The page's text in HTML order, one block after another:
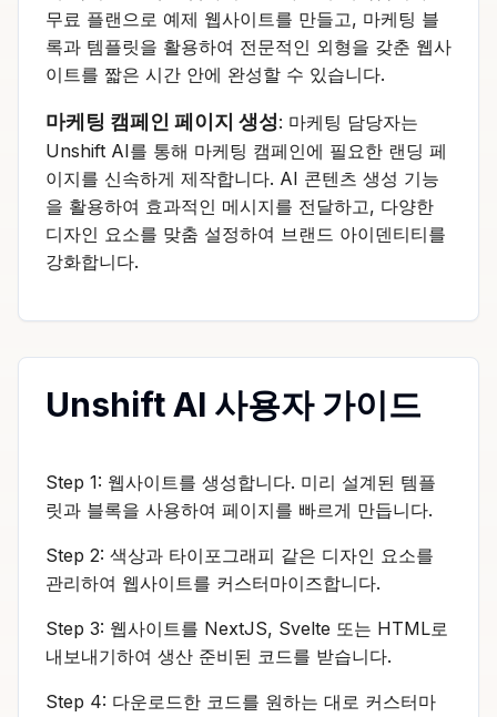
무료 플랜으로 예제 웹사이트를 만들고, 마케팅 블
록과 템플릿을 활용하여 전문적인 외형을 갖춘 웹사
이트를 짧은 시간 안에 완성할 수 있습니다.
마케팅 캠페인 페이지 생성: 마케팅 담당자는
Unshift AI를 통해 마케팅 캠페인에 필요한 랜딩 페
이지를 신속하게 제작합니다. AI 콘텐츠 생성 기능
을 활용하여 효과적인 메시지를 전달하고, 다양한
디자인 요소를 맞춤 설정하여 브랜드 아이덴티티를
강화합니다.
Unshift AI 사용자 가이드
Step 1: 웹사이트를 생성합니다. 미리 설계된 템플
릿과 블록을 사용하여 페이지를 빠르게 만듭니다.
Step 2: 색상과 타이포그래피 같은 디자인 요소를
관리하여 웹사이트를 커스터마이즈합니다.
Step 3: 웹사이트를 NextJS, Svelte 또는 HTML로
내보내기하여 생산 준비된 코드를 받습니다.
Step 4: 다운로드한 코드를 원하는 대로 커스터마